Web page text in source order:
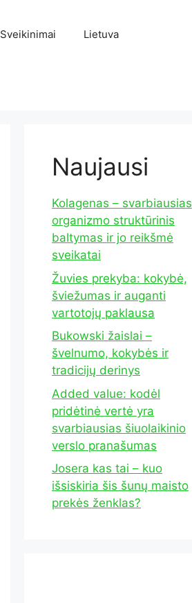
Sveikinimai Lietuva
Naujausi
Kolagenas – svarbiausias
organizmo struktūrinis
baltymas ir jo reikšmė
sveikatai
Žuvies prekyba: kokybė,
šviežumas ir auganti
vartotojų paklausa
Bukowski žaislai –
švelnumo, kokybės ir
tradicijų derinys
Added value: kodėl
pridėtinė vertė yra
svarbiausias šiuolaikinio
verslo pranašumas
Josera kas tai – kuo
išsiskiria šis šunų maisto
prekės ženklas?